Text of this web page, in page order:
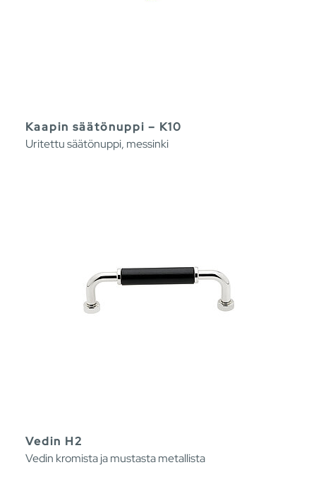
Kaapin säätönuppi – K10
Uritettu säätönuppi, messinki
Vedin H2
Vedin kromista ja mustasta metallista